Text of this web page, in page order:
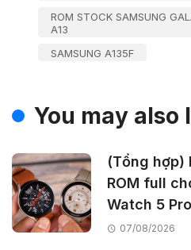
ROM STOCK SAMSUNG
A13
SAMSUNG A135F
You may also
(Tổng hợp)
ROM full
Watch 5
07/08/2026